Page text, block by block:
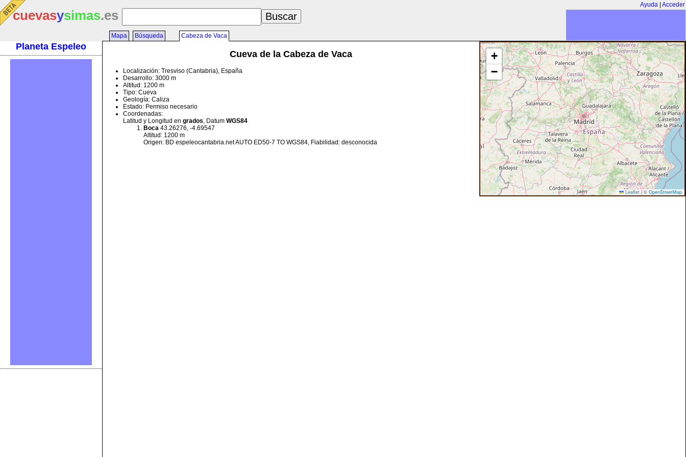
Ayuda Acceder
cuevasysimas.es
Planeta Espeleo
Mapa Búsqueda Cabeza de Vaca
+
−
Leaflet | © OpenStreetMap
Cueva de la Cabeza de Vaca
Localización: Tresviso (Cantabria), España
Desarrollo: 3000 m
Altitud: 1200 m
Tipo: Cueva
Geología: Caliza
Estado: Permiso necesario
Coordenadas:
Latitud y Longitud en grados, Datum WGS84
Boca 43.26276, -4.69547
Altitud: 1200 m
Origen: BD espeleocantabria.net AUTO ED50-7 TO WGS84, Fiabilidad: desconocida